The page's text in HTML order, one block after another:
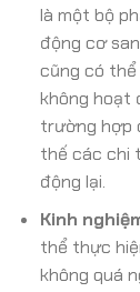
là một bộ
động cơ
cũng có thể
không hoạt
trường hợp
thế các chi
động lại.
Kinh
thể thực
không quá